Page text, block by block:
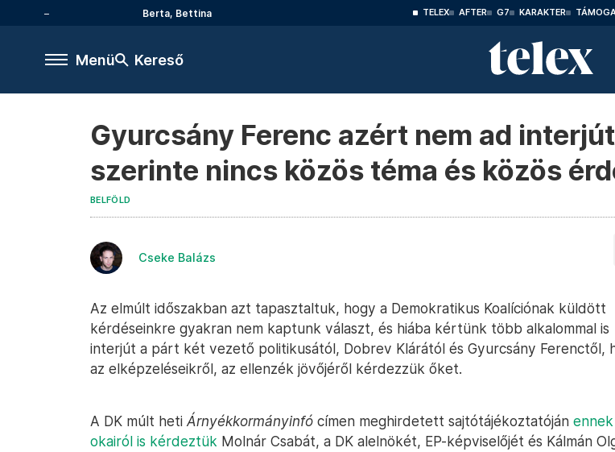
Berta, Bettina TELEX AFTER G7 KARAKTER
Menü Kereső
Gyurcsány Ferenc azért nem ad
szerinte nincs közös téma és közös
BELFÖLD
Cseke Balázs
Az elmúlt időszakban azt tapasztaltuk, hogy a Demokratikus Koalíciónak küldött
kérdéseinkre gyakran nem kaptunk választ, és hiába kértünk több alkalommal is
interjút a párt két vezető politikusától, Dobrev Klárától és Gyurcsány Ferenctől,
az elképzeléseikről, az ellenzék jövőjéről kérdezzük őket.
A DK múlt heti Árnyékkormányinfó címen meghirdetett sajtótájékoztatóján ennek
okairól is kérdeztük Molnár Csabát, a DK alelnökét, EP-képviselőjét és Kálmán